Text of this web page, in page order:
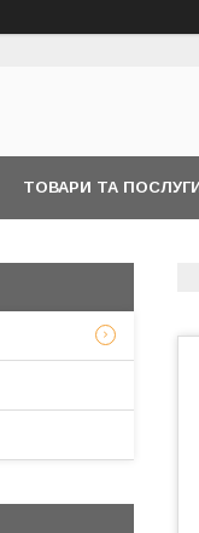
ТОВАРИ ТА